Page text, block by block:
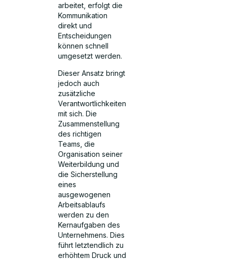
arbeitet, erfolgt die
Kommunikation
direkt und
Entscheidungen
können schnell
umgesetzt werden.
Dieser Ansatz bringt
jedoch auch
zusätzliche
Verantwortlichkeiten
mit sich. Die
Zusammenstellung
des richtigen
Teams, die
Organisation seiner
Weiterbildung und
die Sicherstellung
eines
ausgewogenen
Arbeitsablaufs
werden zu den
Kernaufgaben des
Unternehmens. Dies
führt letztendlich zu
erhöhtem Druck und